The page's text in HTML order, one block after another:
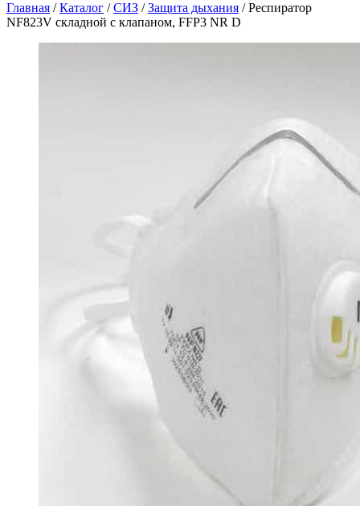
Главная / Каталог / СИЗ / Защита дыхания / Респиратор
NF823V складной с клапаном, FFP3 NR D